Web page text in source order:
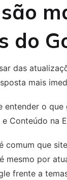
do
das
mais
entender o
e Conteúdo na
comum que
mesmo por
frente a